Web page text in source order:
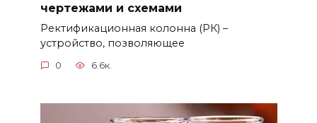
чертежами и схемами
Ректификационная колонна (РК) –
устройство, позволяющее
0 6.6к.